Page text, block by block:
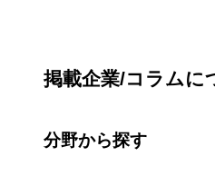
掲載企業/コラムに
分野から探す